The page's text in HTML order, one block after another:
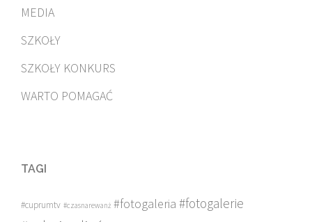
MEDIA
SZKOŁY
SZKOŁY KONKURS
WARTO POMAGAĆ
TAGI
#cuprumtv #czasnarewanż #fotogaleria #fotogalerie